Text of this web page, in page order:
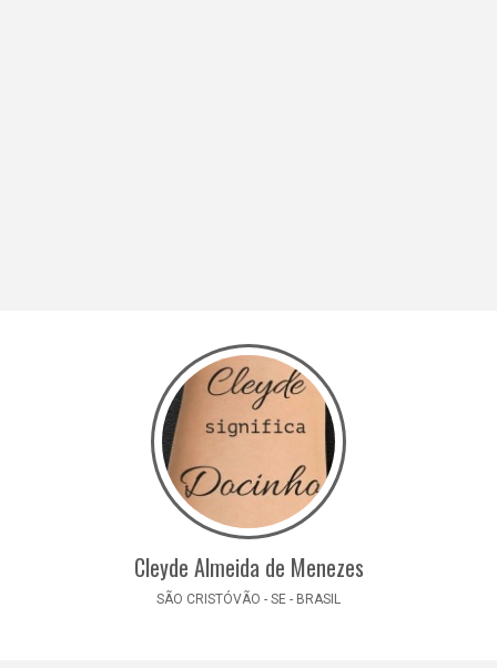
Cleyde Almeida de Menezes
SÃO CRISTÓVÃO - SE - BRASIL